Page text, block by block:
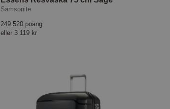
Samsonite
249 520 poäng
eller 3 119 kr